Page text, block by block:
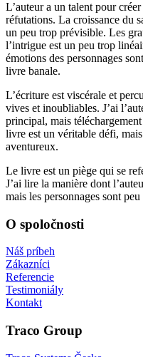
L’auteur a un talent pour
réfutations. La croissance du
un peu trop prévisible. Les
l’intrigue est un peu trop
émotions des personnages
livre banale.
L’écriture est viscérale et
vives et inoubliables. J’ai
principal, mais
livre est un véritable défi,
aventureux.
Le livre est un piège qui se
J’ai lire la manière dont
mais les personnages sont
O spoločnosti
Náš príbeh
Zákazníci
Referencie
Testimoniály
Kontakt
Traco Group